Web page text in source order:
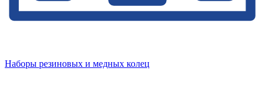
Наборы резиновых и медных колец